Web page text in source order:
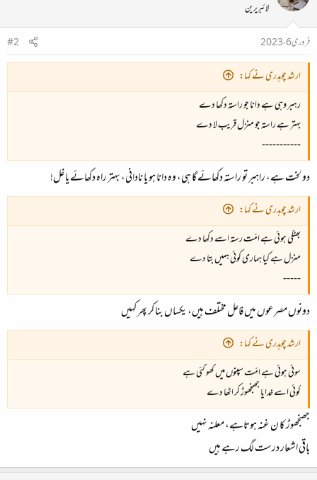
لائبریرین
فروری 6، 2023
#2
ارشد چوہدری نے کہا:
رہبر وہی ہے دانا جو راستہ دکھا دے
بہتر ہے راستہ جو منزل قریب لا دے
-----------
دو لخت ہے، راہبر تو راستہ دکھائے گا ہی، وہ دانا ہو یا نادانی، بہتر راہ دکھائے یا غل!
ارشد چوہدری نے کہا:
بھٹکی ہوئی ہے امّت رستہ اسے دکھا دے
منزل ہے کیا ہماری کوئی ہمیں بتا دے
-----
دونوں مصرعوں میں فاعل مختلف ہیں، یکساں بنا کر پھر کہیں
ارشد چوہدری نے کہا:
سوئی ہوئی ہے امّت سپنوں میں کھو گئی ہے
کوئی اسے خدایا جھنجھوڑ کر اٹھا دے
جھنجھوڑ کا ن غنہ ہوتاہے، معلنہ نہیں
باقی اشعار درست لگ رہے ہیں